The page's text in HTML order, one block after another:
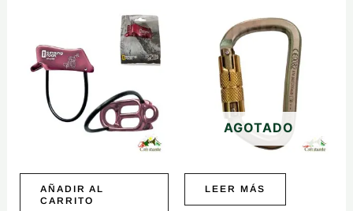
AÑADIR AL
CARRITO
AGOTADO
LEER MÁS